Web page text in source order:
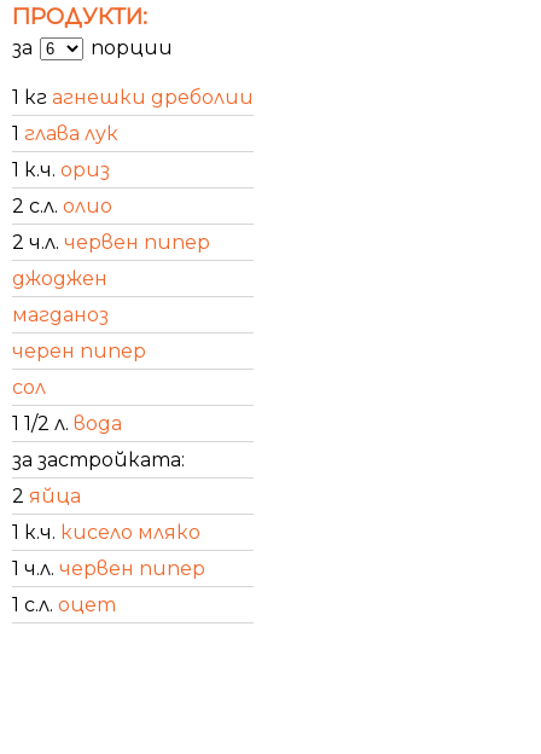
ПРОДУКТИ:
за порции
1 кг агнешки дреболии
1 глава лук
1 к.ч. ориз
2 с.л. олио
2 ч.л. червен пипер
джоджен
магданоз
черен пипер
сол
1 1/2 л. вода
за застройката:
2 яйца
1 к.ч. кисело мляко
1 ч.л. червен пипер
1 с.л. оцет